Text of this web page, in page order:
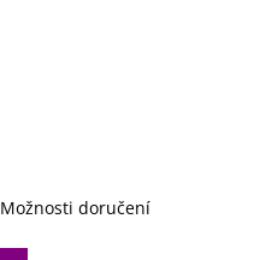
Možnosti doručení